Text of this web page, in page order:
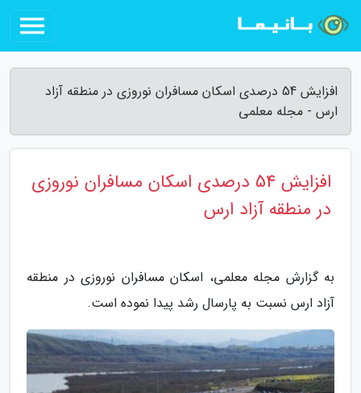
افزایش 54 درصدی اسکان مسافران نوروزی در منطقه آزاد
ارس - مجله معلمی
افزایش 54 درصدی اسکان مسافران نوروزی
در منطقه آزاد ارس
به گزارش مجله معلمی، اسکان مسافران نوروزی در منطقه
آزاد ارس نسبت به پارسال رشد پیدا نموده است.